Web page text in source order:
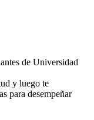
de Universidad
y luego te
para desempeñar